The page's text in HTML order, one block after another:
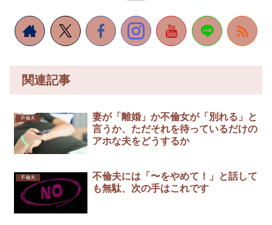
関連記事
不倫夫
妻が「離婚」か不倫女が「別れる」と
言うか、ただそれを待っているだけの
アホな夫をどうするか
不倫夫
不倫夫には「〜をやめて！」と話して
も無駄、次の手はこれです